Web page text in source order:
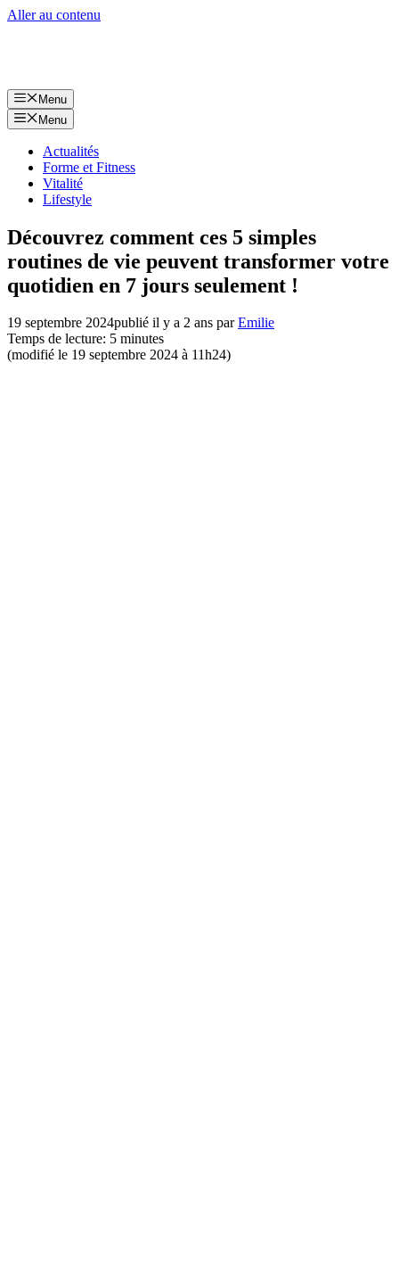
Aller au contenu
Menu
Menu
Actualités
Forme et Fitness
Vitalité
Lifestyle
Découvrez comment ces 5 simples
routines de vie peuvent transformer votre
quotidien en 7 jours seulement !
19 septembre 2024publié il y a 2 ans parEmilie
Temps de lecture: 5 minutes
(modifié le 19 septembre 2024 à 11h24)